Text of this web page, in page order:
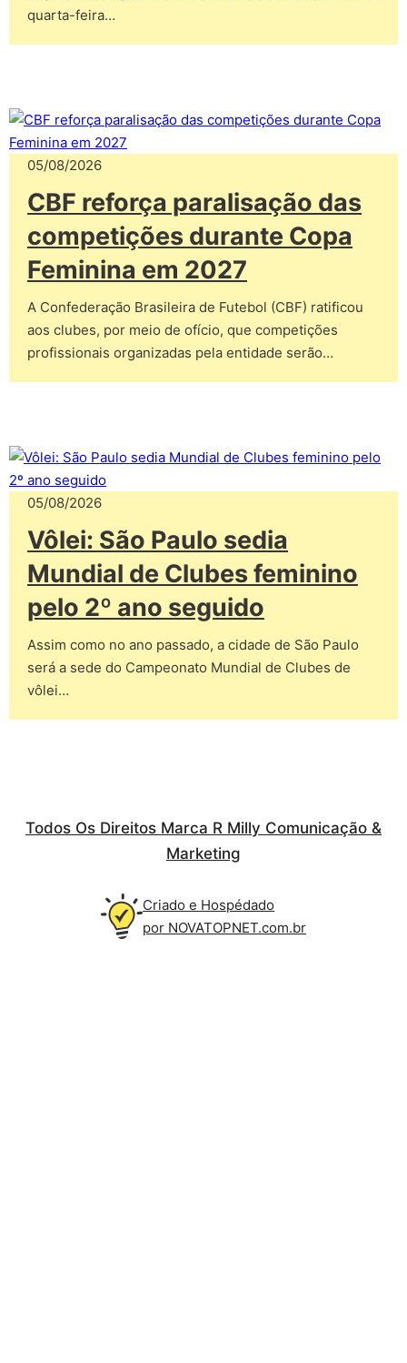
quarta-feira…
05/08/2026
CBF reforça paralisação das
competições durante Copa
Feminina em 2027
A Confederação Brasileira de Futebol (CBF) ratificou
aos clubes, por meio de ofício, que competições
profissionais organizadas pela entidade serão…
05/08/2026
Vôlei: São Paulo sedia
Mundial de Clubes feminino
pelo 2º ano seguido
Assim como no ano passado, a cidade de São Paulo
será a sede do Campeonato Mundial de Clubes de
vôlei…
Todos Os Direitos Marca R Milly Comunicação &
Marketing
Criado e Hospédado
por NOVATOPNET.com.br